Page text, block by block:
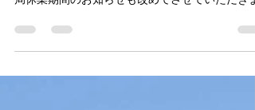
夏期休業期間のお知らせをいたしましたが、事務
局休業期間のお知らせも改めてさせていただきま
日（日） ※電話対応・窓口対応・グラウンド貸し